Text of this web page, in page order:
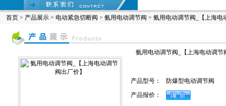
首页 > 产品展示 > 电动紧急切断阀 > 氨用电动调节阀 > 氨用电动调节阀_【上海电
氨用电动调节阀_【上海电动调节
产品型号：
防爆型电动调节阀
产品报价：